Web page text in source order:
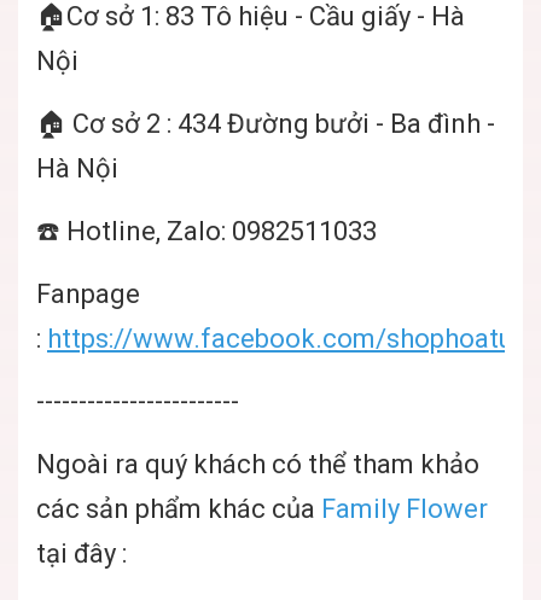
🏠Cơ sở 1: 83 Tô hiệu - Cầu giấy - Hà
Nội
🏠 Cơ sở 2 : 434 Đường bưởi - Ba đình -
Hà Nội
☎️ Hotline, Zalo: 0982511033
Fanpage
: https://www.facebook.com/
------------------------
Ngoài ra quý khách có thể tham khảo
các sản phẩm khác của Family Flower
tại đây :